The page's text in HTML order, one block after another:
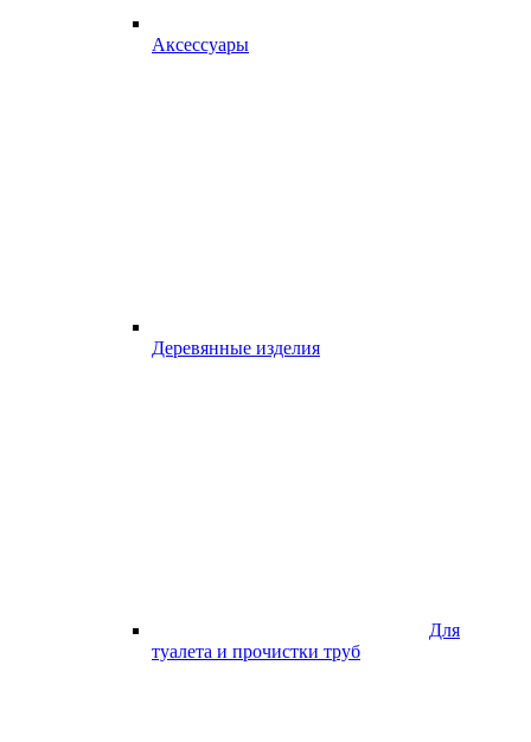
Аксессуары
Деревянные изделия
Для
туалета и прочистки труб